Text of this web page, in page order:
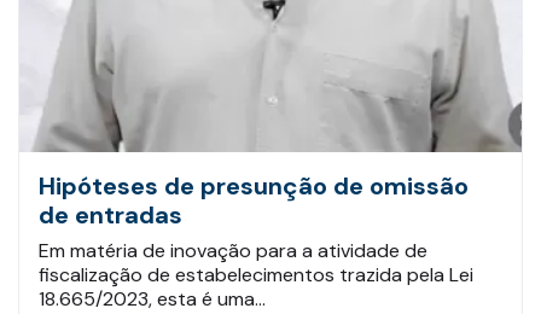
Hipóteses de presunção de omissão
de entradas
Em matéria de inovação para a atividade de
fiscalização de estabelecimentos trazida pela Lei
18.665/2023, esta é uma…